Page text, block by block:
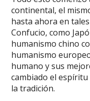
continental, el
hasta ahora en
Confucio, como
humanismo chino
humanismo
humano y sus
cambiado el
la tradición.